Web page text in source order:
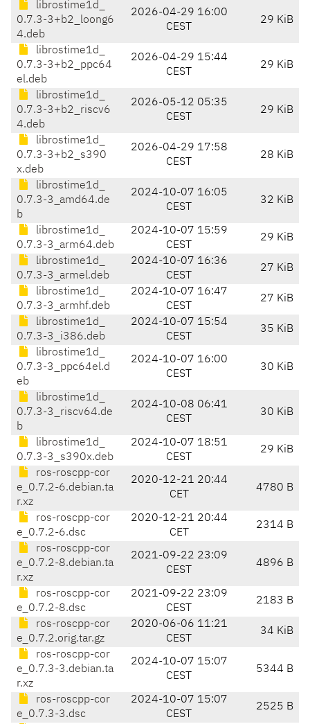
librostime1d_
0.7.3-3+b2_loong6
4.deb
2026-04-29 16:00
CEST
29 KiB
librostime1d_
0.7.3-3+b2_ppc64
el.deb
2026-04-29 15:44
CEST
29 KiB
librostime1d_
0.7.3-3+b2_riscv6
4.deb
2026-05-12 05:35
CEST
29 KiB
librostime1d_
0.7.3-3+b2_s390
x.deb
2026-04-29 17:58
CEST
28 KiB
librostime1d_
0.7.3-3_amd64.de
b
2024-10-07 16:05
CEST
32 KiB
librostime1d_
0.7.3-3_arm64.deb
2024-10-07 15:59
CEST
29 KiB
librostime1d_
0.7.3-3_armel.deb
2024-10-07 16:36
CEST
27 KiB
librostime1d_
0.7.3-3_armhf.deb
2024-10-07 16:47
CEST
27 KiB
librostime1d_
0.7.3-3_i386.deb
2024-10-07 15:54
CEST
35 KiB
librostime1d_
0.7.3-3_ppc64el.d
eb
2024-10-07 16:00
CEST
30 KiB
librostime1d_
0.7.3-3_riscv64.de
b
2024-10-08 06:41
CEST
30 KiB
librostime1d_
0.7.3-3_s390x.deb
2024-10-07 18:51
CEST
29 KiB
ros-roscpp-cor
e_0.7.2-6.debian.ta
r.xz
2020-12-21 20:44
CET
4780 B
ros-roscpp-cor
e_0.7.2-6.dsc
2020-12-21 20:44
CET
2314 B
ros-roscpp-cor
e_0.7.2-8.debian.ta
r.xz
2021-09-22 23:09
CEST
4896 B
ros-roscpp-cor
e_0.7.2-8.dsc
2021-09-22 23:09
CEST
2183 B
ros-roscpp-cor
e_0.7.2.orig.tar.gz
2020-06-06 11:21
CEST
34 KiB
ros-roscpp-cor
e_0.7.3-3.debian.ta
r.xz
2024-10-07 15:07
CEST
5344 B
ros-roscpp-cor
e_0.7.3-3.dsc
2024-10-07 15:07
CEST
2525 B